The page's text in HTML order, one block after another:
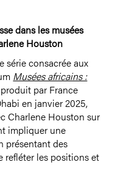
dans les musées
Houston
série consacrée aux
Musées africains :
par France
en janvier 2025,
Charlene Houston sur
impliquer une
présentant des
refléter les positions et